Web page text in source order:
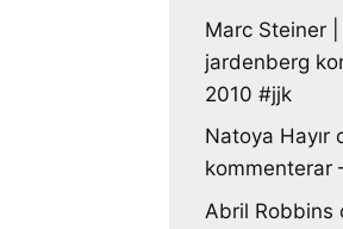
Marc Steiner
jardenberg
2010 #jjk
Natoya Hayır
kommenterar
Abril Robbins